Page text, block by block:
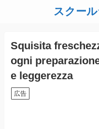
スクー
Squisita
ogni
e leggerezza
広告